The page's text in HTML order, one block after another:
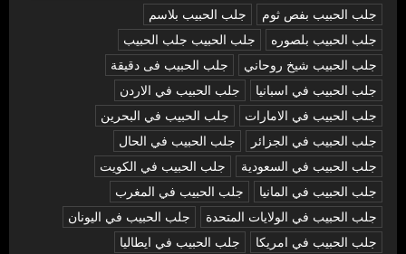
جلب الحبيب بفص ثوم
جلب الحبيب بلاسم
جلب الحبيب بلصوره
جلب الحبيب جلب الحبيب
جلب الحبيب شيخ روحاني
جلب الحبيب فى دقيقة
جلب الحبيب في اسبانيا
جلب الحبيب في الاردن
جلب الحبيب في الامارات
جلب الحبيب في البحرين
جلب الحبيب في الجزائر
جلب الحبيب في الحال
جلب الحبيب في السعودية
جلب الحبيب في الكويت
جلب الحبيب في المانيا
جلب الحبيب في المغرب
جلب الحبيب في الولايات المتحدة
جلب الحبيب في اليونان
جلب الحبيب في امريكا
جلب الحبيب في ايطاليا